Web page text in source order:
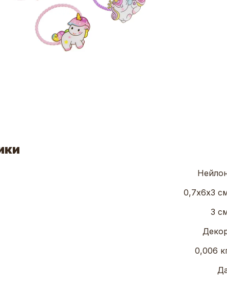
0,7х6х3
3
0,006